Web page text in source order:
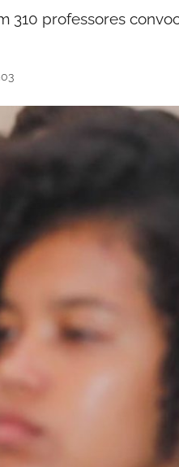
310 professores